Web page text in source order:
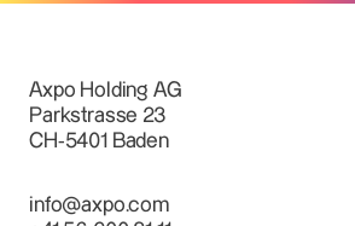
Axpo Holding AG
Parkstrasse 23
CH-5401 Baden
info@axpo.com